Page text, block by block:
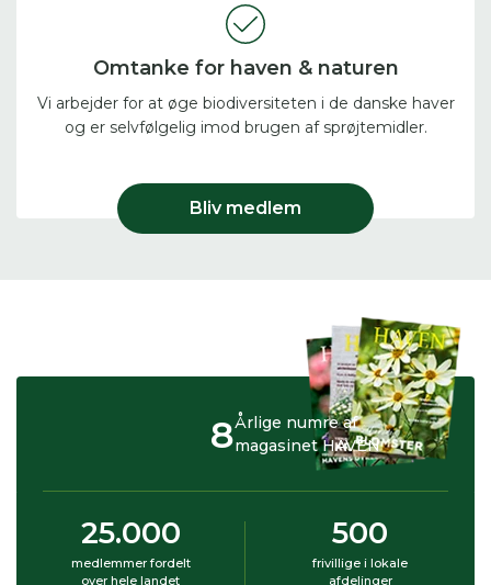
Omtanke for haven & naturen
Vi arbejder for at øge biodiversiteten i de danske haver
og er selvfølgelig imod brugen af sprøjtemidler.
Bliv medlem
Årlige numre af
magasinet HAVEN
8
25.000
medlemmer fordelt
over hele landet
500
frivillige i lokale
afdelinger